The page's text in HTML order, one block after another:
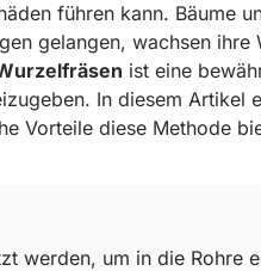
führen kann. Bäume
gelangen, wachsen
ist eine
In diesem
Vorteile diese Methode
werden, um in die Rohre